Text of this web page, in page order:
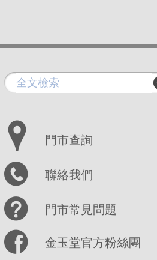
門市查詢
聯絡我們
門市常見問題
金玉堂官方粉絲團